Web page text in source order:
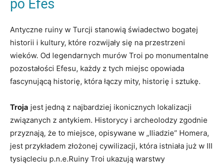
po Efes
Antyczne ruiny w Turcji stanowią świadectwo bogatej
historii i kultury, które rozwijały się na przestrzeni
wieków. Od legendarnych murów Troi po monumentalne
pozostałości Efesu, każdy z tych miejsc opowiada
fascynującą historię, która łączy mity, historię i sztukę.
Troja jest jedną z najbardziej ikonicznych lokalizacji
związanych z antykiem. Historycy i archeolodzy zgodnie
przyznają, że to miejsce, opisywane w „Iliadzie” Homera,
jest przykładem złożonej cywilizacji, która istniała już w III
tysiącleciu p.n.e.Ruiny Troi ukazują warstwy